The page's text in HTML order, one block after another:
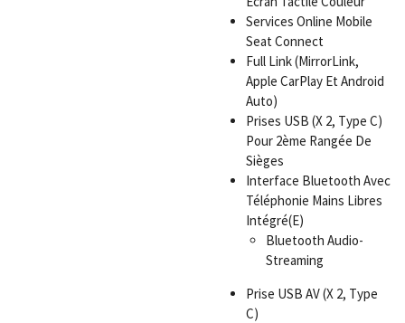
Services Online Mobile
Seat Connect
Full Link (MirrorLink,
Apple CarPlay Et Android
Auto)
Prises USB (X 2, Type C)
Pour 2ème Rangée De
Sièges
Interface Bluetooth Avec
Téléphonie Mains Libres
Intégré(E)
Bluetooth Audio-
Streaming
Prise USB AV (X 2, Type
C)